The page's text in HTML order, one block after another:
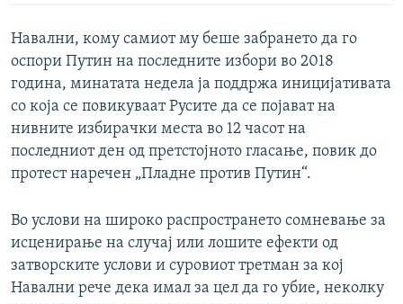
Навални, кому самиот му беше забрането да го
оспори Путин на последните избори во 2018
година, минатата недела ја поддржа иницијативата
со која се повикуваат Русите да се појават на
нивните избирачки места во 12 часот на
последниот ден од претстојното гласање, повик до
протест наречен „Пладне против Путин“.
Во услови на широко распространето сомневање за
исценирање на случај или лошите ефекти од
затворските услови и суровиот третман за кој
Навални рече дека имал за цел да го убие, неколку